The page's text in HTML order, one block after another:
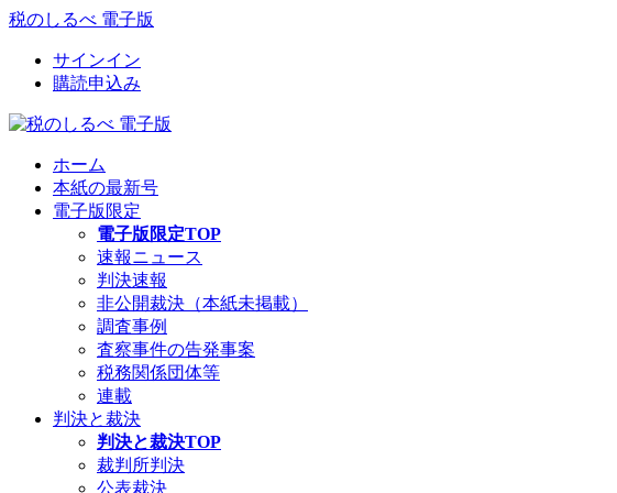
税のしるべ 電子版
サインイン
購読申込み
ホーム
本紙の最新号
電子版限定
電子版限定TOP
速報ニュース
判決速報
非公開裁決（本紙未掲載）
調査事例
査察事件の告発事案
税務関係団体等
連載
判決と裁決
判決と裁決TOP
裁判所判決
公表裁決